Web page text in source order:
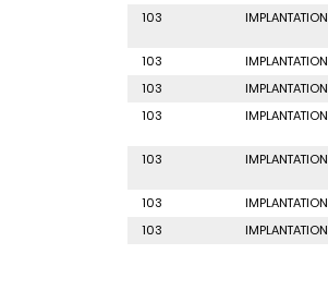
103
IMPLANTATION
103 IMPLANTATION
103
IMPLANTATION
103
IMPLANTATION
103 IMPLANTATION
103 IMPLANTATION
103
IMPLANTATION